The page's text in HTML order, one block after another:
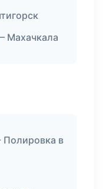
Махачкала
Полировка в